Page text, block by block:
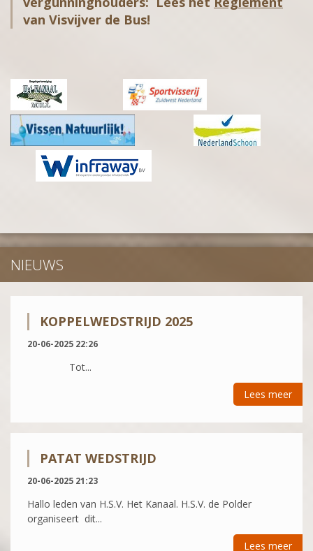
van Visvijver de Bus!
NIEUWS
KOPPELWEDSTRIJD 2025
20-06-2025 22:26
Tot...
Lees meer
PATAT WEDSTRIJD
20-06-2025 21:23
Hallo leden van H.S.V. Het Kanaal. H.S.V. de Polder
organiseert dit...
Lees meer